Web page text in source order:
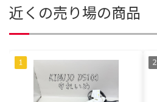
近くの売り場の商品